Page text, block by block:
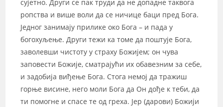
сујетно. Други се пак труди да не допадне таквога
ропства и више воли да се ничице баци пред Бога.
Једног занимају прилике око Бога – и пада у
богохуљење. Други тежи ка томе да поштује Бога,
заволевши чистоту у страху Божијем; он чува
заповести Божије, сматрајући их обавезним за себе,
и задобија виђење Бога. Стога немој да тражиш
горње висине, него моли Бога да Он дође к теби, да
ти помогне и спасе те од греха. Јер (дарови) Божији